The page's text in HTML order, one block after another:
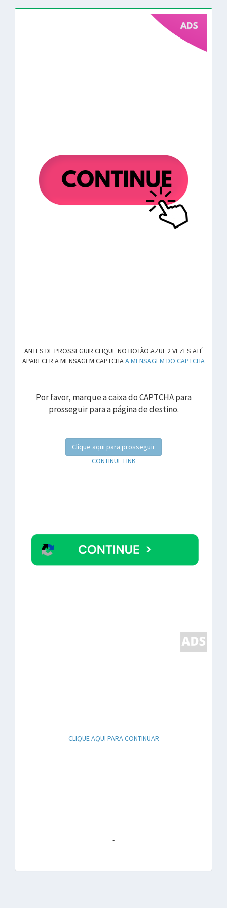
ANTES DE PROSSEGUIR CLIQUE NO BOTÃO AZUL 2 VEZES ATÉ
APARECER A MENSAGEM CAPTCHAA MENSAGEM DO CAPTCHA
Por favor, marque a caixa do CAPTCHA para
prosseguir para a página de destino.
Clique aqui para prosseguir
CONTINUE LINK
CLIQUE AQUI PARA CONTINUAR
-